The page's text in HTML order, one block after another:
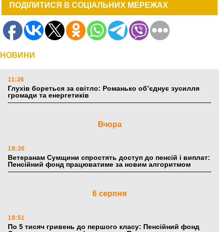
ПОДІЛИТИСЯ В СОЦІАЛЬНИХ МЕРЕЖАХ
НОВИНИ
11:26
Глухів бореться за світло: Романько об’єднує зусилля
громади та енергетиків
Вчора
18:20
Ветеранам Сумщини спростять доступ до пенсій і виплат:
Пенсійний фонд працюватиме за новим алгоритмом
6 серпня
18:51
По 5 тисяч гривень до першого класу: Пенсійний фонд